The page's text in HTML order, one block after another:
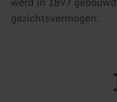
gezichtsvermogen.